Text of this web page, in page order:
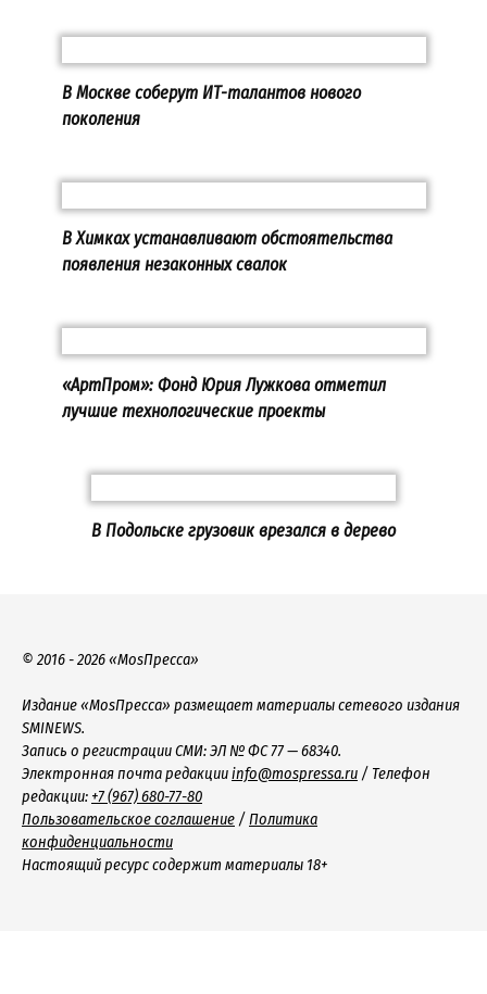
В Москве соберут ИТ-талантов нового
поколения
В Химках устанавливают обстоятельства
появления незаконных свалок
«АртПром»: Фонд Юрия Лужкова отметил
лучшие технологические проекты
В Подольске грузовик врезался в дерево
© 2016 - 2026 «MosПресса»
Издание «MosПресса» размещает материалы сетевого издания
SMINEWS.
Запись о регистрации СМИ: ЭЛ № ФС 77 — 68340.
Электронная почта редакцииinfo@mospressa.ru / Телефон
редакции: +7 (967) 680-77-80
Пользовательское соглашение / Политика
конфиденциальности
Настоящий ресурс содержит материалы 18+